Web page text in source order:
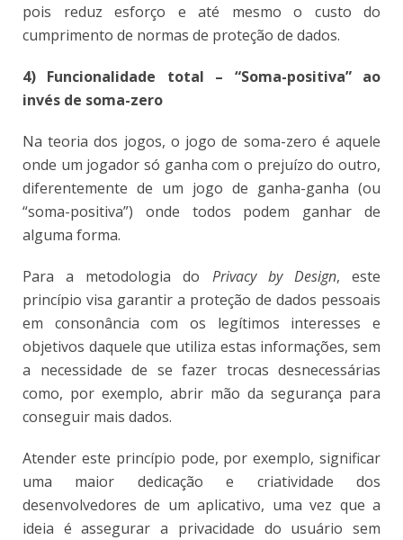
pois reduz esforço e até mesmo o custo do
cumprimento de normas de proteção de dados.
4) Funcionalidade total – “Soma-positiva” ao
invés de soma-zero
Na teoria dos jogos, o jogo de soma-zero é aquele
onde um jogador só ganha com o prejuízo do outro,
diferentemente de um jogo de ganha-ganha (ou
“soma-positiva”) onde todos podem ganhar de
alguma forma.
Para a metodologia do Privacy by Design, este
princípio visa garantir a proteção de dados pessoais
em consonância com os legítimos interesses e
objetivos daquele que utiliza estas informações, sem
a necessidade de se fazer trocas desnecessárias
como, por exemplo, abrir mão da segurança para
conseguir mais dados.
Atender este princípio pode, por exemplo, significar
uma maior dedicação e criatividade dos
desenvolvedores de um aplicativo, uma vez que a
ideia é assegurar a privacidade do usuário sem